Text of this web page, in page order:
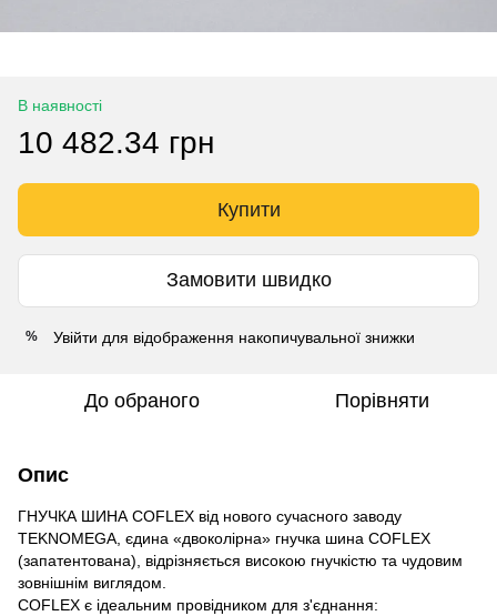
В наявності
10 482.34 грн
Купити
Замовити швидко
% Увійти для відображення накопичувальної знижки
До обраного Порівняти
Опис
ГНУЧКА ШИНА COFLEX від нового сучасного заводу
TEKNOMEGA, єдина «двоколірна» гнучка шина COFLEX
(запатентована), відрізняється високою гнучкістю та чудовим
зовнішнім виглядом.
COFLEX є ідеальним провідником для з'єднання: